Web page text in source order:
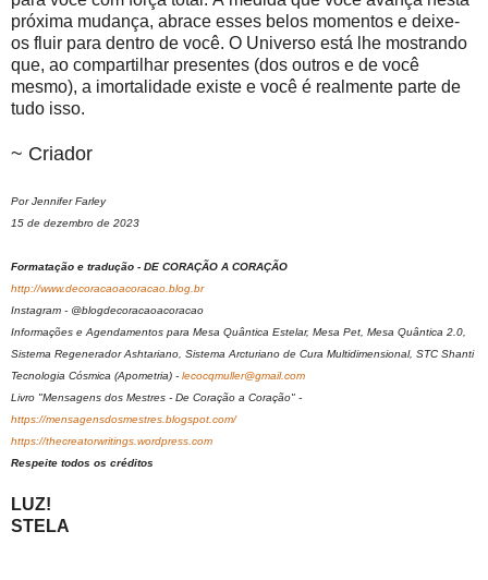
próxima mudança, abrace esses belos momentos e deixe-
os fluir para dentro de você. O Universo está lhe mostrando
que, ao compartilhar presentes (dos outros e de você
mesmo), a imortalidade existe e você é realmente parte de
tudo isso.
~ Criador
Por Jennifer Farley
15 de dezembro de 2023
Formatação e tradução - DE CORAÇÃO A CORAÇÃO
http://www.decoracaoacoracao.blog.br
Instagram - @blogdecoracaoacoracao
Informações e Agendamentos para Mesa Quântica Estelar, Mesa Pet, Mesa Quântica 2.0,
Sistema Regenerador Ashtariano, Sistema Arcturiano de Cura Multidimensional, STC Shanti
Tecnologia Cósmica (Apometria) - lecocqmuller@gmail.com
Livro "Mensagens dos Mestres - De Coração a Coração" -
https://mensagensdosmestres.blogspot.com/
https://thecreatorwritings.wordpress.com
Respeite todos os créditos
LUZ!
STELA